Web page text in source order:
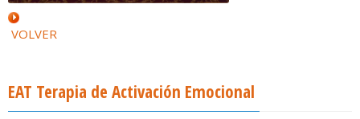
VOLVER
EAT Terapia de Activación Emocional